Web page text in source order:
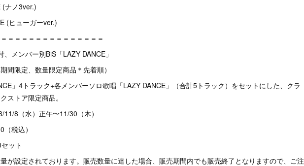
(ナノ3ver.)
(ヒューガーver.)
＝＝＝＝＝＝＝＝＝＝＝＝＝＝
、メンバー別BiS「LAZY DANCE」
間限定、数量限定商品＊先着順）
」4トラック+各メンバーソロ歌唱「LAZY DANCE」（合計5トラック）をセットにした、クラ
ストア限定商品。
11/8（水）正午〜11/30（木）
税込）
ット
が設定されております。販売数量に達した場合、販売期間内でも販売終了となりますので、ご注